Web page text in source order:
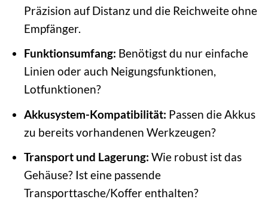
Präzision auf Distanz und die Reichweite ohne
Empfänger.
Funktionsumfang: Benötigst du nur einfache
Linien oder auch Neigungsfunktionen,
Lotfunktionen?
Akkusystem-Kompatibilität: Passen die Akkus
zu bereits vorhandenen Werkzeugen?
Transport und Lagerung: Wie robust ist das
Gehäuse? Ist eine passende
Transporttasche/Koffer enthalten?